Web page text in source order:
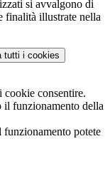
si avvalgono di
finalità illustrate nella
tutti i cookies
cookie consentire.
il funzionamento della
funzionamento potete